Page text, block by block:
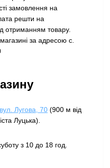
замовлення на
решти на
отриманням товару.
за адресою с.
Лугова, 70 (900 м від
Луцька).
з 10 до 18 год.